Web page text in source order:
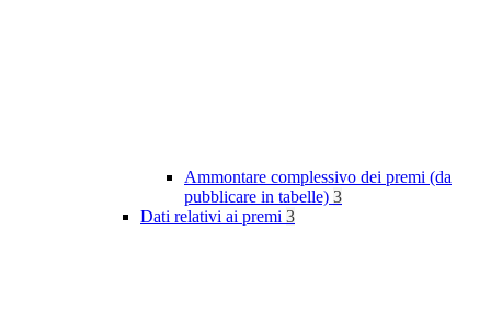
Ammontare complessivo dei premi (da
pubblicare in tabelle) 3
Dati relativi ai premi 3